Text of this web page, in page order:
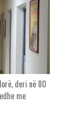
deri në 80
me